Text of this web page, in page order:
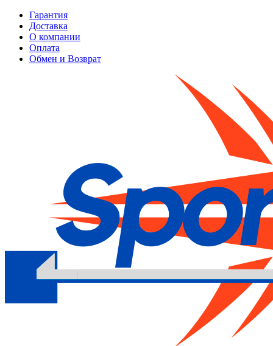
Гарантия
Доставка
О компании
Оплата
Обмен и Возврат